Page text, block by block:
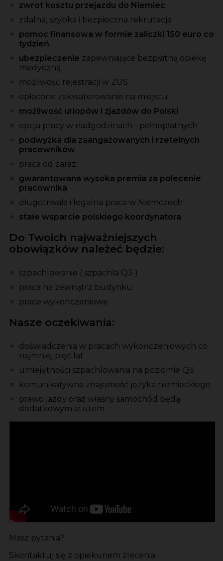
zwrot kosztu przejazdu do Niemiec
zdalna, szybka i bezpieczna rekrutacja
pomoc finansowa w formie zaliczki 150 euro co
tydzień
ubezpieczenie zapewniające bezpłatną opiekę
medyczną
możliwość rejestracji w ZUS
opłacone zakwaterowanie na miejscu
możliwość urlopów i zjazdów do Polski
opcja pracy w nadgodzinach - pełnopłatnych
podwyżka dla zaangażowanych i rzetelnych
pracowników
praca od zaraz
gwarantowana wysoka premia za polecenie
pracownika
długotrwała i legalna praca w Niemczech
stałe wsparcie polskiego koordynatora
Do Twoich najważniejszych
obowiązków należeć będzie:
szpachlowanie ( szpachla Q3 )
praca na zewnątrz budynku
prace wykończeniowe
Nasze oczekiwania:
doświadczenia w pracach wykończeniowych co
najmniej pięć lat
umiejętności szpachlowania na poziomie Q3
komunikatywna znajomość języka niemieckiego
prawo jazdy oraz własny samochód będą
dodatkowym atutem
Masz pytania?
Skontaktuj się z opiekunem zlecenia